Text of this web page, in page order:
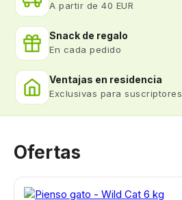
A partir de 40 EUR
Snack de regalo
En cada pedido
Ventajas en residencia
Exclusivas para suscriptores
Ofertas